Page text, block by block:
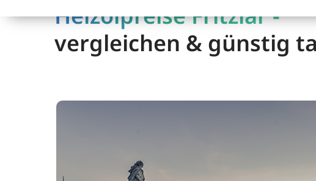
Heizölpreise Fritzlar -
vergleichen & günstig